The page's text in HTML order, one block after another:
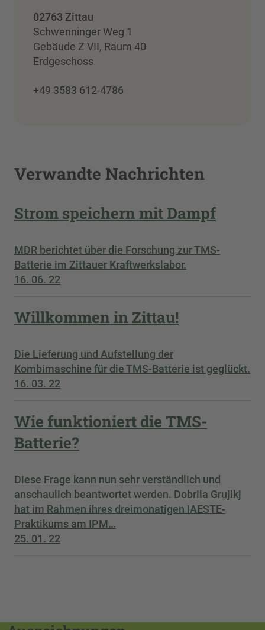
02763 Zittau
Schwenninger Weg 1
Gebäude Z VII, Raum 40
Erdgeschoss
+49 3583 612-4786
Verwandte Nachrichten
Strom speichern mit Dampf
MDR berichtet über die Forschung zur TMS-
Batterie im Zittauer Kraftwerkslabor.
16. 06. 22
Willkommen in Zittau!
Die Lieferung und Aufstellung der
Kombimaschine für die TMS-Batterie ist geglückt.
16. 03. 22
Wie funktioniert die TMS-
Batterie?
Diese Frage kann nun sehr verständlich und
anschaulich beantwortet werden. Dobrila Grujikj
hat im Rahmen ihres dreimonatigen IAESTE-
Praktikums am IPM…
25. 01. 22